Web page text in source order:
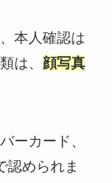
本人確認は
は、 顔写真
ーカード、
認められま